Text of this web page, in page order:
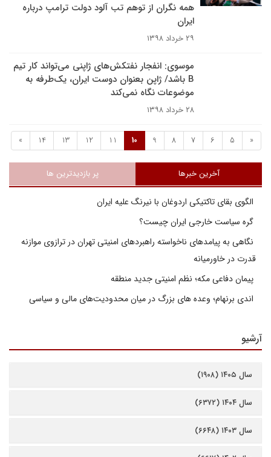
همه نگران از توهم تب آلود دولت ترامپ درباره
ایران
۲۹ خرداد ۱۳۹۸
موسوی: انفجار نفتکش‌های ژاپنی می‌تواند کار تیم
B باشد/ ژاپن بعنوان دوست ایران، یک‌طرفه به
موضوعات نگاه نمی‌کند
۲۸ خرداد ۱۳۹۸
«
5
6
7
8
9
10
11
12
13
14
»
آخرین خبرها پر بازدیدترین ها
الگوی بقای تاکتیکی اردوغان با نیرنگ علیه ایران
گره سیاست خارجی ایران چیست؟
نگاهی به پیامدهای ناخواسته راهبردهای امنیتی تهران در ترازوی موازنه
قدرت در خاورمیانه
پیمان دفاعی مکه؛ نظم امنیتی جدید منطقه
اندی برنهام؛ وعده های بزرگ در میان محدودیت‌های مالی و سیاسی
آرشیو
سال ۱۴۰۵ (۱۹۰۸)
سال ۱۴۰۴ (۶۳۷۲)
سال ۱۴۰۳ (۶۶۴۸)